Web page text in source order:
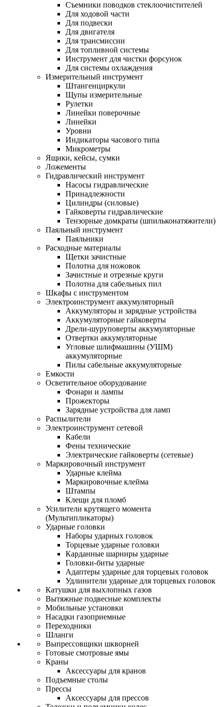
Съемники поводков стеклоочистителей
Для ходовой части
Для подвески
Для двигателя
Для трансмиссии
Для топливной системы
Инструмент для чистки форсунок
Для системы охлаждения
Измерительный инструмент
Штангенциркули
Щупы измерительные
Рулетки
Линейки поверочные
Линейки
Уровни
Индикаторы часового типа
Микрометры
Ящики, кейсы, сумки
Ложементы
Гидравлический инструмент
Насосы гидравлические
Принадлежности
Цилиндры (силовые)
Гайковерты гидравлические
Тензорные домкраты (шпильконатяжители)
Паяльный инструмент
Паяльники
Расходные материалы
Щетки зачистные
Полотна для ножовок
Зачистные и отрезные круги
Полотна для сабельных пил
Шкафы с инструментом
Электроинструмент аккумуляторный
Аккумуляторы и зарядные устройства
Аккумуляторные гайковерты
Дрели-шуруповерты аккумуляторные
Отвертки аккумуляторные
Угловые шлифмашины (УШМ)
аккумуляторные
Пилы сабельные аккумуляторные
Емкости
Осветительное оборудование
Фонари и лампы
Прожекторы
Зарядные устройства для ламп
Распылители
Электроинструмент сетевой
Кабели
Фены технические
Электрические гайковерты (сетевые)
Маркировочный инструмент
Ударные клейма
Маркировочные клейма
Штампы
Клещи для пломб
Усилители крутящего момента
(Мультипликаторы)
Ударные головки
Наборы ударных головок
Торцевые ударные головки
Карданные шарниры ударные
Головки-биты ударные
Адаптеры ударные для торцевых головок
Удлинители ударные для торцевых головок
Катушки для выхлопных газов
Вытяжные подвесные комплекты
Мобильные установки
Насадки газоприемные
Переходники
Шланги
Выпрессовщики шкворней
Готовые смотровые ямы
Краны
Аксессуары для кранов
Подъемные столы
Прессы
Аксессуары для прессов